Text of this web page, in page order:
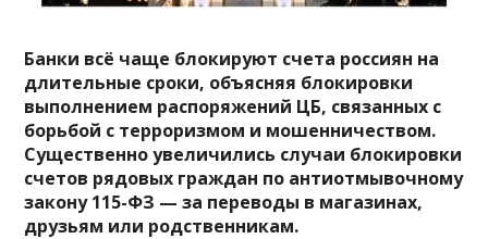
Банки всё чаще блокируют счета россиян на
длительные сроки, объясняя блокировки
выполнением распоряжений ЦБ, связанных с
борьбой с терроризмом и мошенничеством.
Существенно увеличились случаи блокировки
счетов рядовых граждан по антиотмывочному
закону 115-ФЗ — за переводы в магазинах,
друзьям или родственникам.